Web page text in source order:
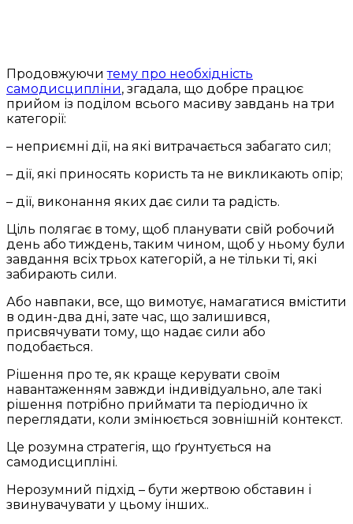
Продовжуючитему про необхідність
самодисципліни, згадала, що добре працює
прийом із поділом всього масиву завдань на три
категорії:
– неприємні дії, на які витрачається забагато сил;
– дії, які приносять користь та не викликають опір;
– дії, виконання яких дає сили та радість.
Ціль полягає в тому, щоб планувати свій робочий
день або тиждень, таким чином, щоб у ньому були
завдання всіх трьох категорій, а не тільки ті, які
забирають сили.
Або навпаки, все, що вимотує, намагатися вмістити
в один-два дні, зате час, що залишився,
присвячувати тому, що надає сили або
подобається.
Рішення про те, як краще керувати своїм
навантаженням завжди індивідуально, але такі
рішення потрібно приймати та періодично їх
переглядати, коли змінюється зовнішній контекст.
Це розумна стратегія, що ґрунтується на
самодисципліні.
Нерозумний підхід – бути жертвою обставин і
звинувачувати у цьому інших..